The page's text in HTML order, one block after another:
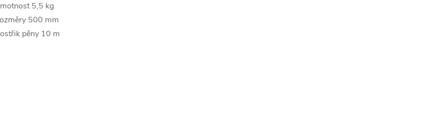
5,5 kg
500 mm
pěny 10 m